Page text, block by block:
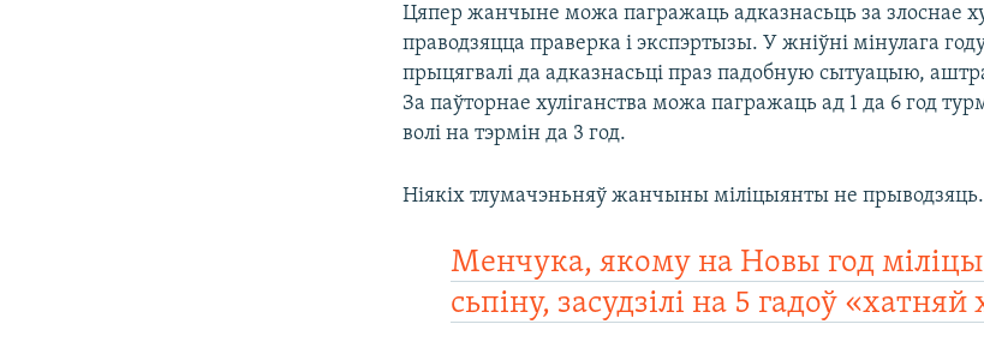
Цяпер жанчыне можа пагражаць адказнасьць за злоснае
праводзяцца праверка і экспэртызы. У жніўні мінулага
прыцягвалі да адказнасьці праз падобную сытуацыю,
За паўторнае хуліганства можа пагражаць ад 1 да 6 год
волі на тэрмін да 3 год.
Ніякіх тлумачэньняў жанчыны міліцыянты не прыводзяць.
Менчука, якому на Новы год
сьпіну, засудзілі на 5 гадоў «хатняй